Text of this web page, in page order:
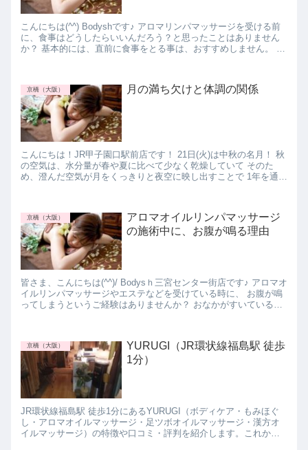
こんにちは(^^) Bodyshです♪ アロマリンパマッサージを受ける前
に、食事はどうしたらいいんだろう？と思ったことはありません
か？ 基本的には、直前に食事をとる事は、おすすめしません。 ア
京橋（大阪） 月の満ち欠けと体調の関係
こんにちは！JR甲子園口駅前店です！ 21日(火)は中秋の名月！ 秋
の空気は、水分量が春や夏に比べて少なく乾燥していて そのた
め、澄んだ空気が月をくっきりと夜空に映し出すことで 1年を通し
京橋（大阪）
アロマオイルリンパマッサージ
の施術中に、お腹が鳴る理由
皆さま、こんにちは(^^)/ Bodysｈ三宮センター街店です♪ アロマオ
イルリンパマッサージやエステなどを受けている時に、 お腹が鳴
ってしまうというご経験はありませんか？ おなかがすいているわ
京橋（大阪）
YURUGI（JR環状線福島駅 徒歩
1分）
JR環状線福島駅 徒歩1分にあるYURUGI（ボディケア・もみほぐ
し・アロマオイルマッサージ・足ツボオイルマッサージ・漢方オ
イルマッサージ）の特徴や口コミ・評判を紹介します。これから